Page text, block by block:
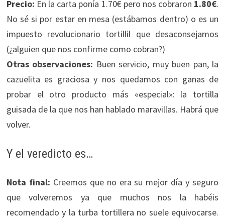
Precio: En la carta ponía 1.70€ pero nos cobraron 1.80€.
No sé si por estar en mesa (estábamos dentro) o es un
impuesto revolucionario tortillil que desaconsejamos
(¿alguien que nos confirme como cobran?)
Otras observaciones: Buen servicio, muy buen pan, la
cazuelita es graciosa y nos quedamos con ganas de
probar el otro producto más «especial»: la tortilla
guisada de la que nos han hablado maravillas. Habrá que
volver.
Y el veredicto es…
Nota final: Creemos que no era su mejor día y seguro
que volveremos ya que muchos nos la habéis
recomendado y la turba tortillera no suele equivocarse.